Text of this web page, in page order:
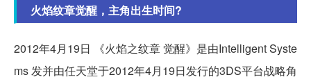
火焰纹章觉醒，主角出生时间?
2012年4月19日 《火焰之纹章 觉醒》是由Intelligent Syste
ms 发并由任天堂于2012年4月19日发行的3DS平台战略角